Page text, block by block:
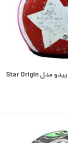
کلاه کاسکت راپیدو مدل Star Origin